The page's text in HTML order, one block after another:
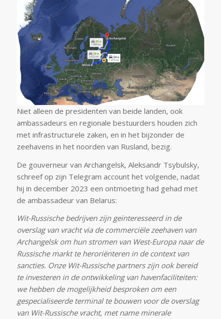
Niet alleen de presidenten van beide landen, ook
ambassadeurs en regionale bestuurders houden zich
met infrastructurele zaken, en in het bijzonder de
zeehavens in het noorden van Rusland, bezig.
De gouverneur van Archangelsk, Aleksandr Tsybulsky,
schreef op zijn Telegram account het volgende, nadat
hij in december 2023 een ontmoeting had gehad met
de ambassadeur van Belarus:
Wit-Russische bedrijven zijn geïnteresseerd in de
overslag van vracht via de commerciële zeehaven van
Archangelsk om hun stromen van West-Europa naar de
Russische markt te heroriënteren in de context van
sancties. Onze Wit-Russische partners zijn ook bereid
te investeren in de ontwikkeling van havenfaciliteiten:
we hebben de mogelijkheid besproken om een
gespecialiseerde terminal te bouwen voor de overslag
van Wit-Russische vracht, met name minerale